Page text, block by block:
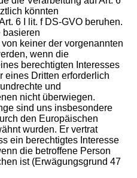
könnten
6 I lit. f DS-GVO beruhen.
basieren
keiner der vorgenannten
wenn die
berechtigten Interesses
eines Dritten erforderlich
und
nicht überwiegen.
sind uns insbesondere
den Europäischen
wurden. Er vertrat
ein berechtigtes Interesse
die betroffene Person
ist (Erwägungsgrund 47